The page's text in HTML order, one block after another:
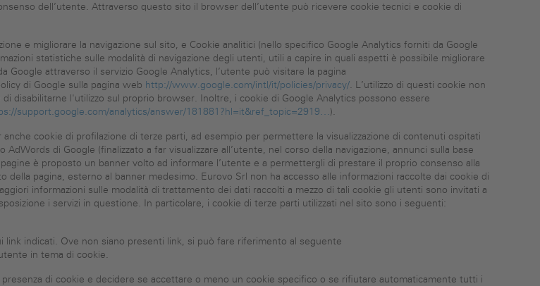
dell’utente. Attraverso questo sito il browser dell’utente può ricevere cookie tecnici e cookie di
e migliorare la navigazione sul sito, e Cookie analitici (nello specifico Google Analytics forniti da Google
statistiche sulle modalità di navigazione degli utenti, utili a capire in quali aspetti è possibile migliorare
attraverso il servizio Google Analytics, l’utente può visitare la pagina
di Google sulla pagina web http://www.google.com/intl/it/policies/privacy/. L’utilizzo di questi cookie non
disabilitarne l'utilizzo sul proprio browser. Inoltre, i cookie di Google Analytics possono essere
support.google.com/analytics/answer/181881?hl=it&ref_topic=2919…).
cookie di profilazione di terze parti, ad esempio per permettere la visualizzazione di contenuti ospitati
di Google (finalizzato a far visualizzare all’utente, nel corso della navigazione, annunci sulla base
è proposto un banner volto ad informare l’utente e a permettergli di prestare il proprio consenso alla
pagina, esterno al banner medesimo. Eurovo Srl non ha accesso alle informazioni raccolte dai cookie di
informazioni sulle modalità di trattamento dei dati raccolti a mezzo di tali cookie gli utenti sono invitati a
i servizi in questione. In particolare, i cookie di terze parti utilizzati nel sito sono i seguenti:
indicati. Ove non siano presenti link, si può fare riferimento al seguente
in tema di cookie.
di cookie e decidere se accettare o meno un cookie specifico o se rifiutare automaticamente tutti i